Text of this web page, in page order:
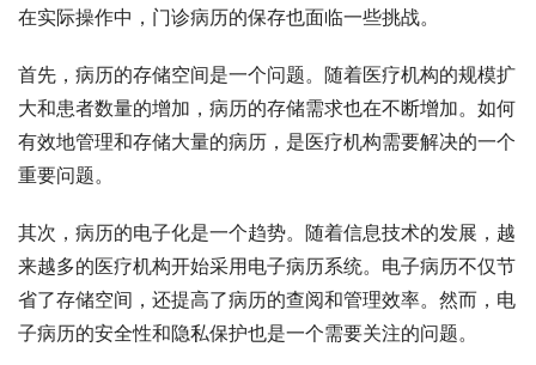
在实际操作中，门诊病历的保存也面临一些挑战。
首先，病历的存储空间是一个问题。随着医疗机构的规模扩
大和患者数量的增加，病历的存储需求也在不断增加。如何
有效地管理和存储大量的病历，是医疗机构需要解决的一个
重要问题。
其次，病历的电子化是一个趋势。随着信息技术的发展，越
来越多的医疗机构开始采用电子病历系统。电子病历不仅节
省了存储空间，还提高了病历的查阅和管理效率。然而，电
子病历的安全性和隐私保护也是一个需要关注的问题。